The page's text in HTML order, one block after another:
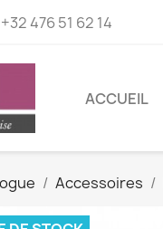
+32 476 51 62 14
ACCUEIL
Accessoires